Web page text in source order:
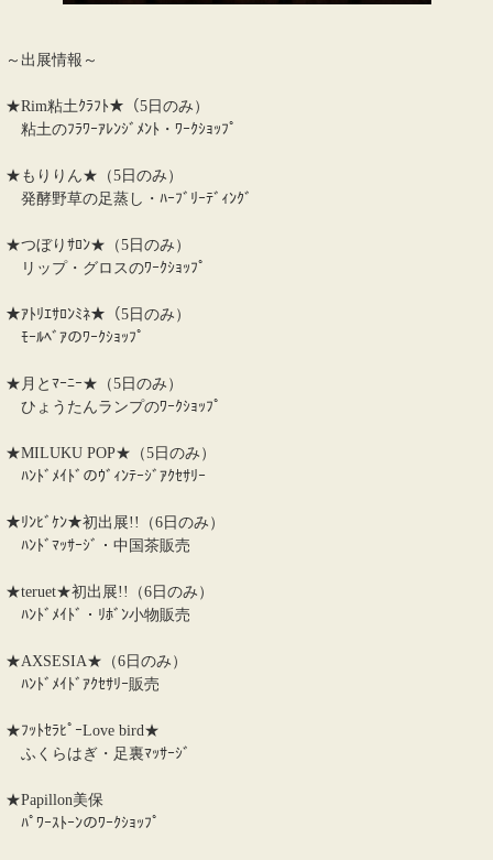
～出展情報～
★Rim粘土ｸﾗﾌﾄ★（5日のみ）
粘土のﾌﾗﾜｰｱﾚﾝｼﾞﾒﾝﾄ・ﾜｰｸｼｮｯﾌﾟ
★もりりん★（5日のみ）
発酵野草の足蒸し・ﾊｰﾌﾞﾘｰﾃﾞｨﾝｸﾞ
★つぼりｻﾛﾝ★（5日のみ）
リップ・グロスのﾜｰｸｼｮｯﾌﾟ
★ｱﾄﾘｴｻﾛﾝﾐﾈ★（5日のみ）
ﾓｰﾙﾍﾞｱのﾜｰｸｼｮｯﾌﾟ
★月とﾏｰﾆｰ★（5日のみ）
ひょうたんランプのﾜｰｸｼｮｯﾌﾟ
★MILUKU POP★（5日のみ）
ﾊﾝﾄﾞﾒｲﾄﾞのｳﾞｨﾝﾃｰｼﾞｱｸｾｻﾘｰ
★ﾘﾝﾋﾞｹﾝ★初出展!!（6日のみ）
ﾊﾝﾄﾞﾏｯｻｰｼﾞ・中国茶販売
★teruet★初出展!!（6日のみ）
ﾊﾝﾄﾞﾒｲﾄﾞ・ﾘﾎﾞﾝ小物販売
★AXSESIA★（6日のみ）
ﾊﾝﾄﾞﾒｲﾄﾞｱｸｾｻﾘｰ販売
★ﾌｯﾄｾﾗﾋﾟｰLove bird★
ふくらはぎ・足裏ﾏｯｻｰｼﾞ
★Papillon美保
ﾊﾟﾜｰｽﾄｰﾝのﾜｰｸｼｮｯﾌﾟ